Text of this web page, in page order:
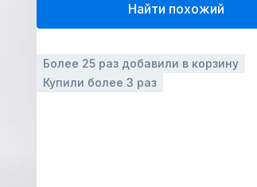
Найти похожий
Более 25 раз добавили в корзину
Купили более 3 раз